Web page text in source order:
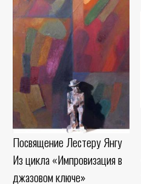
Посвящение Лестеру Янгу
Из цикла «Импровизация в
джазовом ключе»